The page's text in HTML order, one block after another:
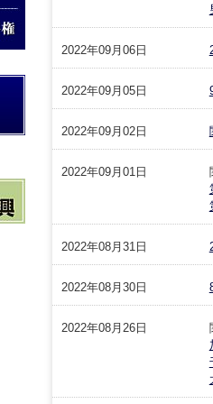
2022年09月06日
2022年09月05日
2022年09月02日
2022年09月01日
2022年08月31日
2022年08月30日
2022年08月26日